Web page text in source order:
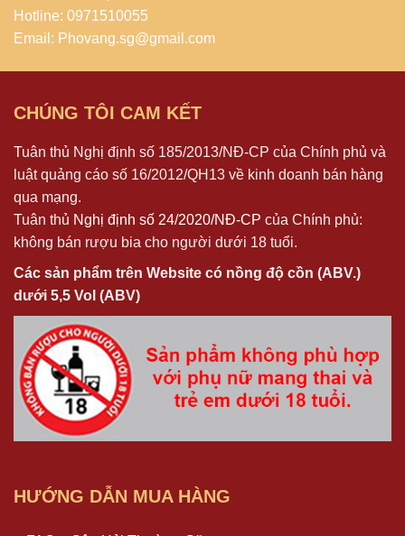
Hotline: 0971510055
Email: Phovang.sg@gmail.com
CHÚNG TÔI CAM KẾT
Tuân thủ Nghị định số 185/2013/NĐ-CP của Chính phủ và
luật quảng cáo số 16/2012/QH13 về kinh doanh bán hàng
qua mạng.
Tuân thủ Nghị định số 24/2020/NĐ-CP của Chính phủ:
không bán rượu bia cho người dưới 18 tuổi.
Các sản phẩm trên Website có nồng độ cồn (ABV.)
dưới 5,5 Vol (ABV)
HƯỚNG DẪN MUA HÀNG